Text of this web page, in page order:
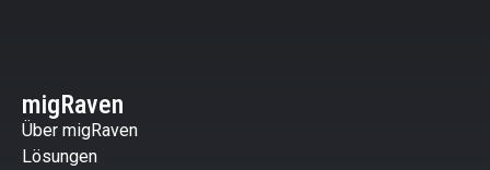
migRaven
Über migRaven
Lösungen